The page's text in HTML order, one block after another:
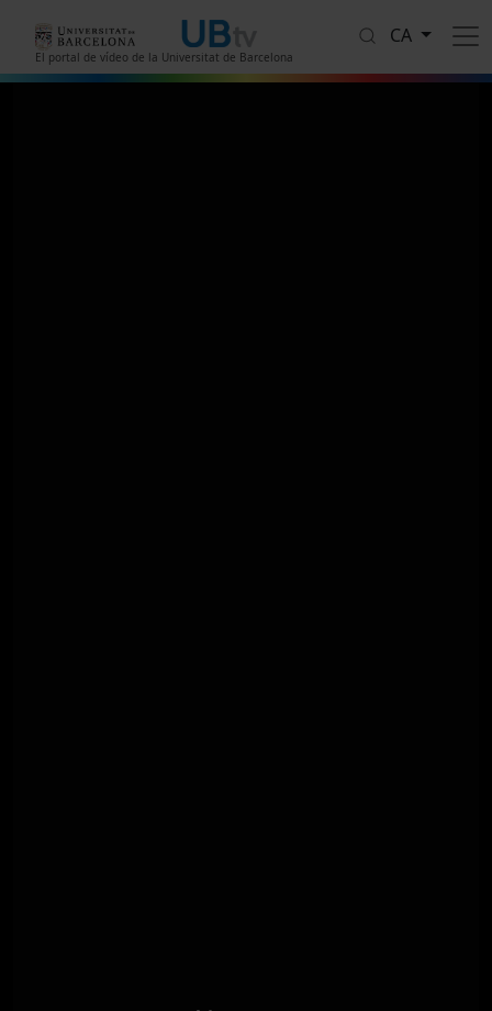
El portal de vídeo de la Universitat de Barcelona
CA